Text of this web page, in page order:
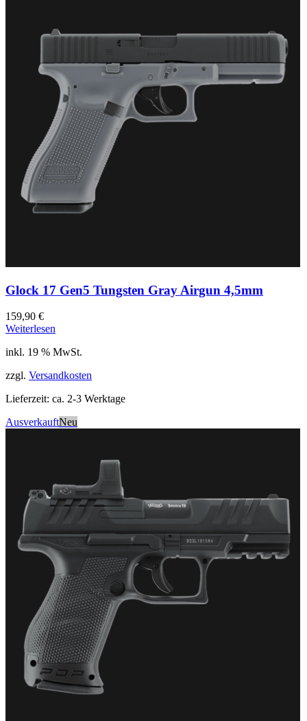
Glock 17 Gen5 Tungsten Gray Airgun 4,5mm
159,90 €
Weiterlesen
inkl. 19 % MwSt.
zzgl. Versandkosten
Lieferzeit: ca. 2-3 Werktage
AusverkauftNeu